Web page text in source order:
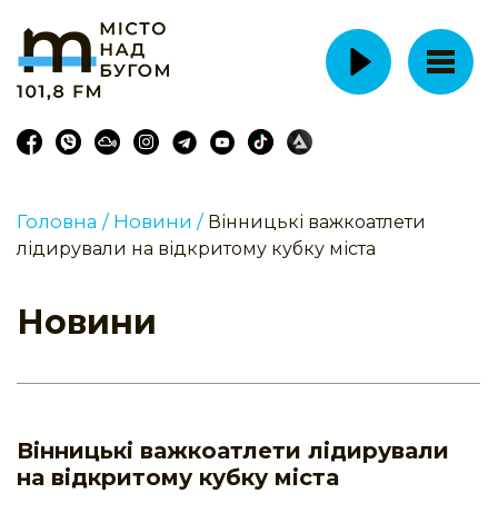
Головна / Новини / Вінницькі важкоатлети
лідирували на відкритому кубку міста
Новини
Вінницькі важкоатлети лідирували
на відкритому кубку міста